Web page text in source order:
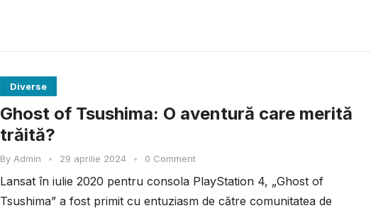
Diverse
Ghost of Tsushima: O aventură care merită
trăită?
By Admin • 29 aprilie 2024 • 0 Comment
Lansat în iulie 2020 pentru consola PlayStation 4, „Ghost of
Tsushima” a fost primit cu entuziasm de către comunitatea de